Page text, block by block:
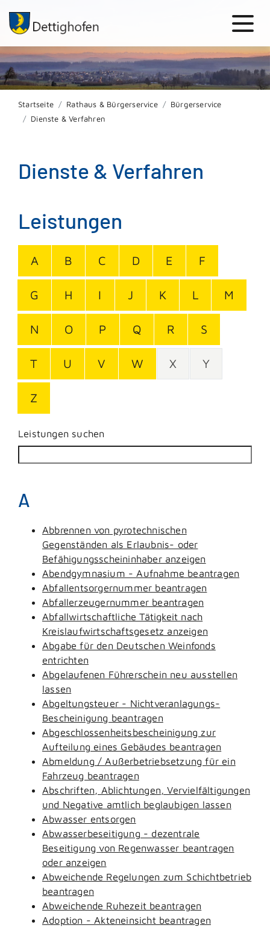
Startseite Rathaus & Bürgerservice
Bürgerservice
Dienste & Verfahren
Dienste & Verfahren
Leistungen
A B C D E F
G H I J K L M
N O P Q R S
T U V W X Y
Z
Leistungen suchen
A
Abbrennen von pyrotechnischen
Gegenständen als Erlaubnis- oder
Befähigungsscheininhaber anzeigen
Abendgymnasium - Aufnahme beantragen
Abfallentsorgernummer beantragen
Abfallerzeugernummer beantragen
Abfallwirtschaftliche Tätigkeit nach
Kreislaufwirtschaftsgesetz anzeigen
Abgabe für den Deutschen Weinfonds
entrichten
Abgelaufenen Führerschein neu ausstellen
lassen
Abgeltungsteuer - Nichtveranlagungs-
Bescheinigung beantragen
Abgeschlossenheitsbescheinigung zur
Aufteilung eines Gebäudes beantragen
Abmeldung / Außerbetriebsetzung für ein
Fahrzeug beantragen
Abschriften, Ablichtungen, Vervielfältigungen
und Negative amtlich beglaubigen lassen
Abwasser entsorgen
Abwasserbeseitigung - dezentrale
Beseitigung von Regenwasser beantragen
oder anzeigen
Abweichende Regelungen zum Schichtbetrieb
beantragen
Abweichende Ruhezeit beantragen
Adoption - Akteneinsicht beantragen